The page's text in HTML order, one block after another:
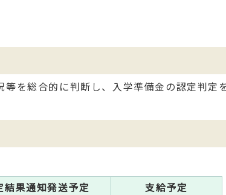
を総合的に判断し、入学準備金の認定判定
結果通知発送予定
支給予定